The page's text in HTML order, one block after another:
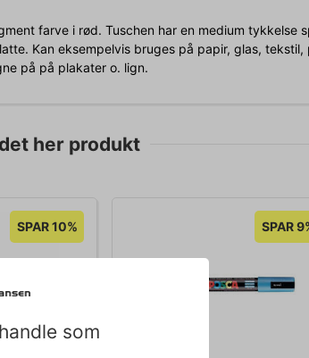
som
farve i rød. Tuschen har en medium tykkelse
Kan eksempelvis bruges på papir, glas,
på på plakater o. lign.
her produkt
SPAR 10% SPAR